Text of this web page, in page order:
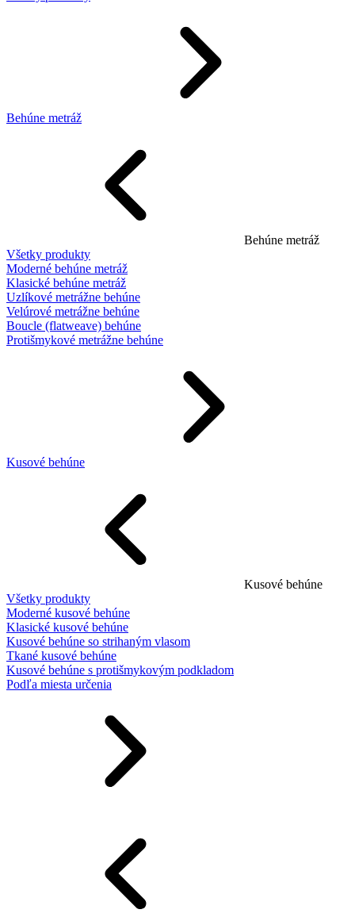
Behúne metráž
Behúne metráž
Všetky produkty
Moderné behúne metráž
Klasické behúne metráž
Uzlíkové metrážne behúne
Velúrové metrážne behúne
Boucle (flatweave) behúne
Protišmykové metrážne behúne
Kusové behúne
Kusové behúne
Všetky produkty
Moderné kusové behúne
Klasické kusové behúne
Kusové behúne so strihaným vlasom
Tkané kusové behúne
Kusové behúne s protišmykovým podkladom
Podľa miesta určenia